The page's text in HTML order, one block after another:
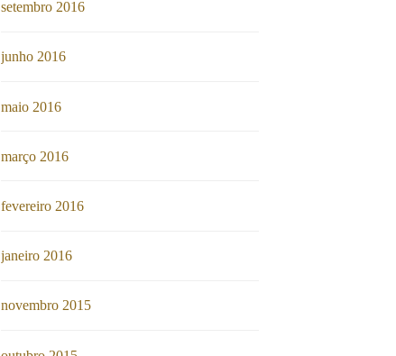
setembro 2016
junho 2016
maio 2016
março 2016
fevereiro 2016
janeiro 2016
novembro 2015